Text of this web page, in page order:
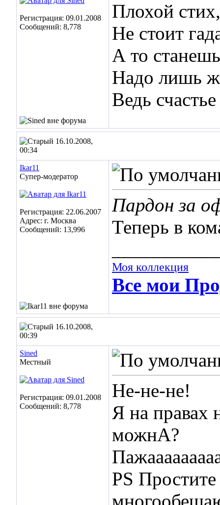
Регистрация: 09.01.2008
Сообщений: 8,778
Плохой
Не стоит
А то
Надо лишь
Ведь
16.10.2008,
00:34
Ikar11
Супер-модератор
Регистрация: 22.06.2007
Адрес: г. Москва
Сообщений: 13,996
Пардон за
Теперь в
Моя коллекция
Все мои
16.10.2008,
00:39
Sined
Местный
Регистрация: 09.01.2008
Сообщений: 8,778
Не-не-не!
Я на правах
можнА?
PS